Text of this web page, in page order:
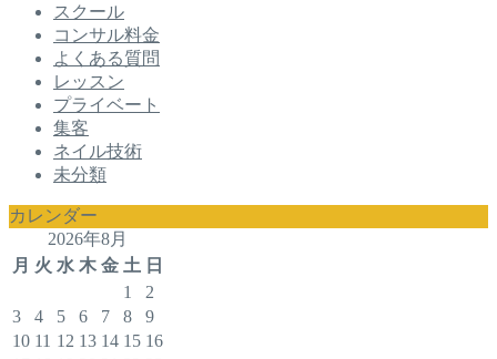
スクール
コンサル料金
よくある質問
レッスン
プライベート
集客
ネイル技術
未分類
カレンダー
2026年8月
月 火 水 木 金 土 日
1
2
3
4 5 6 7 8
9
10 11 12 13 14 15 16